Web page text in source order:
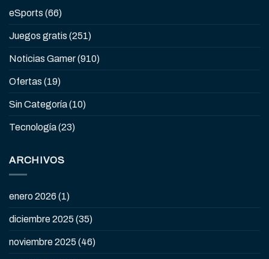
eSports (66)
Juegos gratis (251)
Noticias Gamer(910)
Ofertas (19)
Sin Categoría(10)
Tecnología(23)
ARCHIVOS
enero 2026 (1)
diciembre 2025 (35)
noviembre 2025 (46)